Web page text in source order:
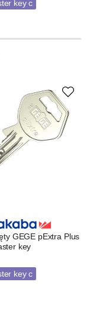
key c
GEGE pExtra Plus
key
key c